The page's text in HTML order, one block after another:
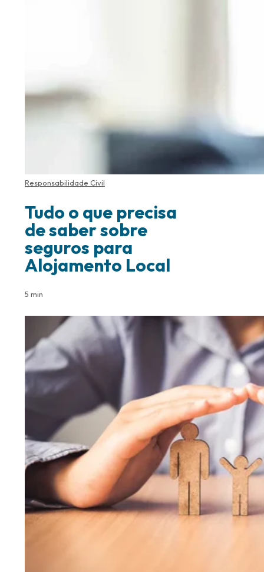
Responsabilidade Civil
Tudo o que precisa
de saber sobre
seguros para
Alojamento Local
5 min